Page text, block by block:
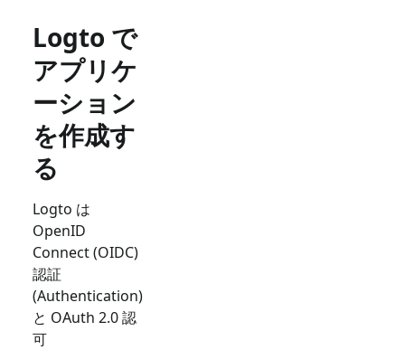
Logto で
アプリケ
ーション
を作成す
る
Logto は
OpenID
Connect (OIDC)
認証
(Authentication)
と OAuth 2.0 認
可